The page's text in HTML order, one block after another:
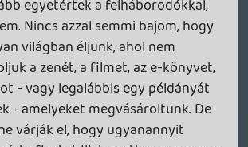
digitálisan 30 000 Ft, és ezt
lényegében nem
termékért, akkor várok egy-
tragédia, ha nem azonnal
van pár száz játék a
A régi fizikai korszak
fog valamennyire, de
az maradt meg tanulságként,
pihentető, játékkal töltött